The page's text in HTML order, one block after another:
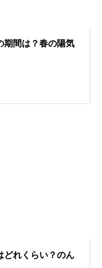
期間は？春の陽気
どれくらい？のん